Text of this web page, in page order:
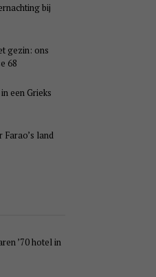
bij
gezin: ons
68
een Grieks
land
’70 hotel in